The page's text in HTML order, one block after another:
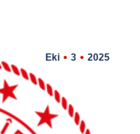
Eki 3 2025